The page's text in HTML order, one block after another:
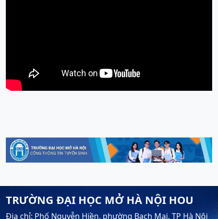
TRƯỜNG ĐẠI HỌC MỞ HÀ NỘI HOU
Địa chỉ: Phố Nguyễn Hiền, phường Bạch Mai, TP Hà Nội